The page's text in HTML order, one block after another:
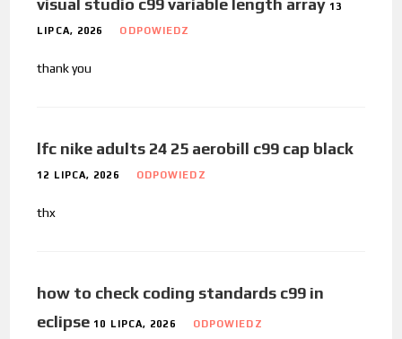
visual studio c99 variable length array 13
LIPCA, 2026 ODPOWIEDZ
thank you
lfc nike adults 24 25 aerobill c99 cap black
12 LIPCA, 2026 ODPOWIEDZ
thx
how to check coding standards c99 in
eclipse 10 LIPCA, 2026 ODPOWIEDZ